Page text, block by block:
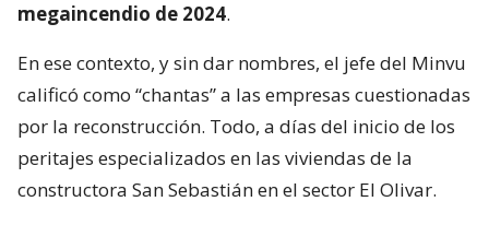
megaincendio de 2024.
En ese contexto, y sin dar nombres, el jefe del Minvu
calificó como “chantas” a las empresas cuestionadas
por la reconstrucción. Todo, a días del inicio de los
peritajes especializados en las viviendas de la
constructora San Sebastián en el sector El Olivar.